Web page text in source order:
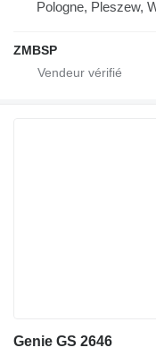
Pologne, Pleszew,
ZMBSP
Genie GS 2646